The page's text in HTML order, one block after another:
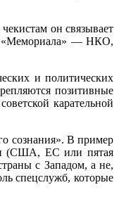
он связывает
«Мемориала» — НКО,
и политических
позитивные
карательной
сознания». В пример
(США, ЕС или пятая
с Западом, а не,
спецслужб, которые